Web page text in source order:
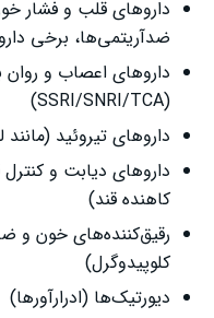
داروهای قلب و فشار
ضدآریتمی‌ها، برخی
داروهای اعصاب و
(SSRI/SNRI/TCA)
داروهای تیروئید
داروهای دیابت و
کاهنده قند)
رقیق‌کننده‌های خون و
کلوپیدوگرل)
دیورتیک‌ها (ادرارآورها)